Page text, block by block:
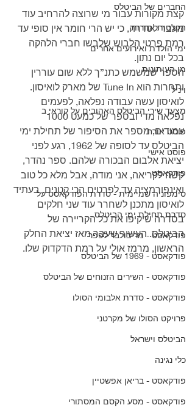
החברים של הביטלס
הקלטות אחרות
ימי הולדת ואירועים אחרים
מן העיתונות
ויניל
מצעד שירי הביטלס האהובים על קוראי ב
פוסט אורח
פוסט אישי
פודקאסט
סימפוניה שמיימית - סדרת הפודקאסט על
סדרת תחילת ימי הביטלס
פודקאסט - מריבולבר לפפר
פודקאסט - 1969 של הביטלס
פודקאסט - השירים הזנוחים של הביטלס
פודקאסט - סדרת אלבומי הסולו
פרויקט הסולו של מקרטני
הביטלס וישראל
כלי נגינה
פודקאסט - בריאן אפשטיין
פודקאסט - מסע הקסם המסתורי
קצת מקורות עבור מי שרוצה להרחיב עוד
מעבר לסדרה, כי יש הרי חומר אין סופי עד
רמת פרטי הלבוש שלבשו חברי הלהקה
בכל יום נתון.
הספר שמשמש כתנ”ך ללא שום עוררין
ותחרות הוא Tune In של מארק לואיסון.
לואיסון עשה עבודה נפלאה, לפעמים
נפלאה מדי ובספר של כמעט 1000
עמודים, מספר את הסיפור של תחילת ימי
הביטלס עד לסופה של 1962, רגע לפני
יציאת אלבום הבכורה שלהם. ספר נהדר,
קשה לקריאה, אני מודה, אבל מלא כל טוב
ואינפורמציה עד לפרטים הכי קטנים. בעתיד
לואיסון מתכנן לשחרר עוד שני חלקים
בסדרה שיקיפו את כל הקריירה של
הביטלס. העשור שעבר מאז יציאת החלק
הראשון, מרמז אולי על רמת הדקדוק שלו.